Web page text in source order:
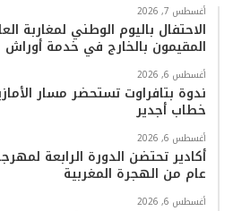
و
ك
ت
ر
ي
و
ب
ت
أغسطس 7, 2026
الاحتفال باليوم الوطني لمغاربة
المقيمون بالخارج في خدمة أوراش
أغسطس 6, 2026
ندوة بتافراوت تستحضر مسار
خطاب أجدير
أغسطس 6, 2026
عام من الهجرة المغربية
أغسطس 6, 2026